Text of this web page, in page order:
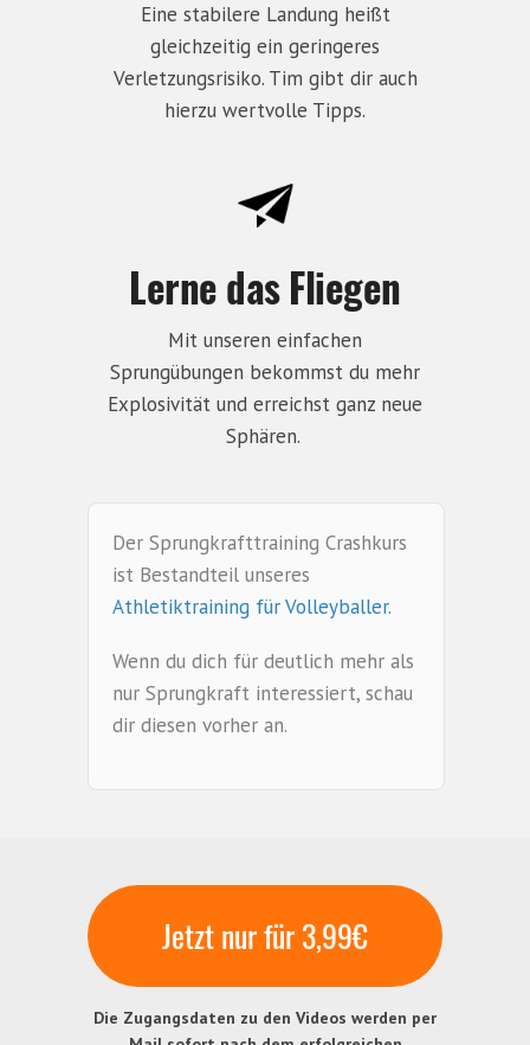
Eine stabilere Landung heißt
gleichzeitig ein geringeres
Verletzungsrisiko. Tim gibt dir auch
hierzu wertvolle Tipps.
Lerne das Fliegen
Mit unseren einfachen
Sprungübungen bekommst du mehr
Explosivität und erreichst ganz neue
Sphären.
Der Sprungkrafttraining Crashkurs
ist Bestandteil unseres
Athletiktraining für Volleyballer.
Wenn du dich für deutlich mehr als
nur Sprungkraft interessiert, schau
dir diesen vorher an.
Jetzt nur für 3,99€
Die Zugangsdaten zu den Videos werden per